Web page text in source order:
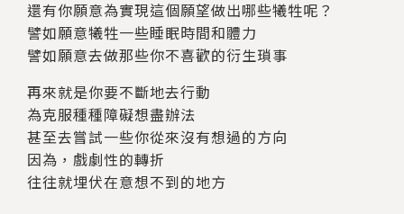
還有你願意為實現這個願望做出哪些犧牲呢？
譬如願意犧牲一些睡眠時間和體力
譬如願意去做那些你不喜歡的衍生瑣事
再來就是你要不斷地去行動
為克服種種障礙想盡辦法
甚至去嘗試一些你從來沒有想過的方向
因為，戲劇性的轉折
往往就埋伏在意想不到的地方